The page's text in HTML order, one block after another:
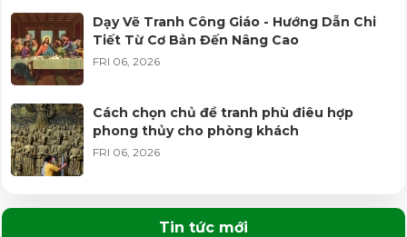
Dạy Vẽ Tranh Công Giáo - Hướng Dẫn Chi
Tiết Từ Cơ Bản Đến Nâng Cao
FRI 06, 2026
Cách chọn chủ đề tranh phù điêu hợp
phong thủy cho phòng khách
FRI 06, 2026
công trình - lộ trình cho người mới
Tin tức mới